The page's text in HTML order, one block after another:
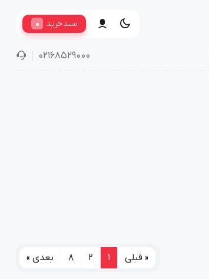
سبد خرید 0
02168529000
« قبلی 1
2
8 بعدی »